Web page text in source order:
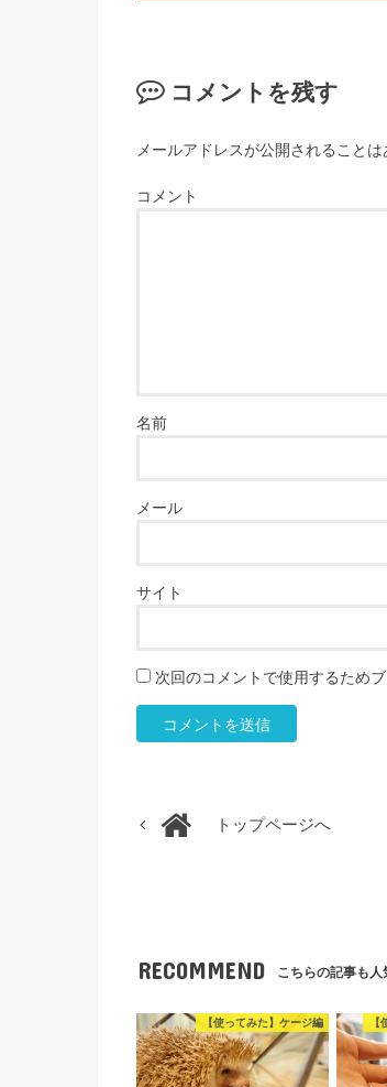
コメントを残す
メールアドレスが公開されることは
コメント
名前
メール
サイト
次回のコメントで使用するため
トップページへ
RECOMMEND こちらの記事も人
【使ってみた】ケージ編